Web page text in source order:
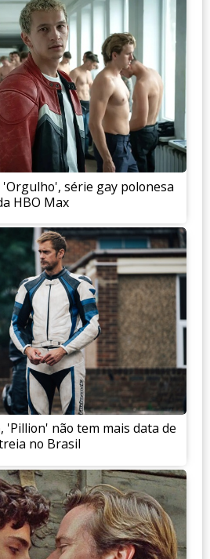
série gay polonesa
HBO Max
'Pillion' não tem mais data de
no Brasil